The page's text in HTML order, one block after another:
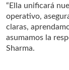
“Ella unificará
operativo,
claras,
asumamos la
Sharma.